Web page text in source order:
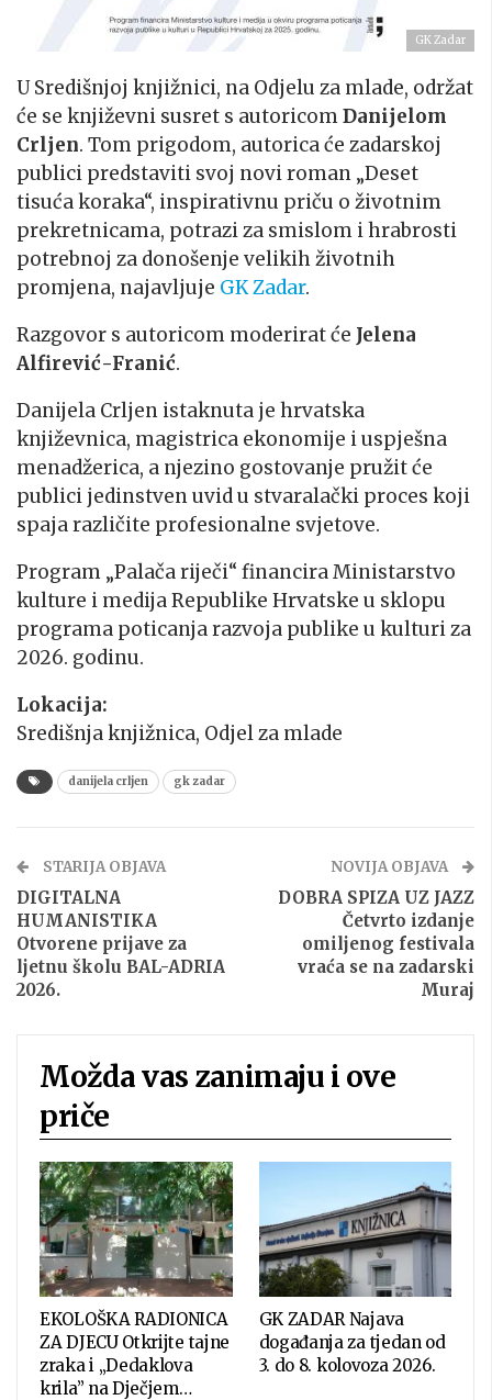
GK Zadar
U Središnjoj knjižnici, na Odjelu za mlade, održat
će se književni susret s autoricomDanijelom
Crljen. Tom prigodom, autorica će zadarskoj
publici predstaviti svoj novi roman „Deset
tisuća koraka“, inspirativnu priču o životnim
prekretnicama, potrazi za smislom i hrabrosti
potrebnoj za donošenje velikih životnih
promjena, najavljuje GK Zadar.
Razgovor s autoricom moderirat će Jelena
Alfirević-Franić.
Danijela Crljen istaknuta je hrvatska
književnica, magistrica ekonomije i uspješna
menadžerica, a njezino gostovanje pružit će
publici jedinstven uvid u stvaralački proces koji
spaja različite profesionalne svjetove.
Program „Palača riječi“ financira Ministarstvo
kulture i medija Republike Hrvatske u sklopu
programa poticanja razvoja publike u kulturi za
2026. godinu.
Lokacija:
Središnja knjižnica, Odjel za mlade
danijela crljen gk zadar
STARIJA OBJAVA
DIGITALNA
HUMANISTIKA
Otvorene prijave za
ljetnu školu BAL-ADRIA
2026.
NOVIJA OBJAVA
DOBRA SPIZA UZ JAZZ
Četvrto izdanje
omiljenog festivala
vraća se na zadarski
Muraj
Možda vas zanimaju i ove
priče
EKOLOŠKA RADIONICA
ZA DJECU Otkrijte tajne
zraka i „Dedaklova
krila” na Dječjem…
GK ZADAR Najava
događanja za tjedan od
3. do 8. kolovoza 2026.